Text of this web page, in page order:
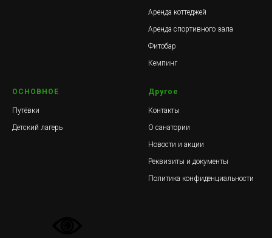
Аренда коттеджей
Аренда спортивного зала
Фитобар
Кемпинг
ОСНОВНОЕ
Путёвки
Детский лагерь
Другое
Контакты
О санатории
Новости и акции
Реквизиты и документы
Политика конфиденциальности